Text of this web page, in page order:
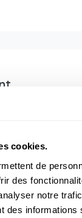
cookies.
de
des
notre
des informations